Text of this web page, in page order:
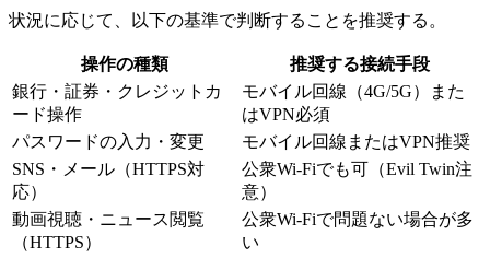
状況に応じて、以下の基準で判断することを推奨する。
操作の種類
推奨する接続手段
銀行・証券・クレジットカ
ード操作
モバイル回線（4G/5G）また
はVPN必須
パスワードの入力・変更
モバイル回線またはVPN推奨
SNS・メール（HTTPS対
応）
公衆Wi-Fiでも可（Evil Twin注
意）
動画視聴・ニュース閲覧
（HTTPS）
公衆Wi-Fiで問題ない場合が多
い